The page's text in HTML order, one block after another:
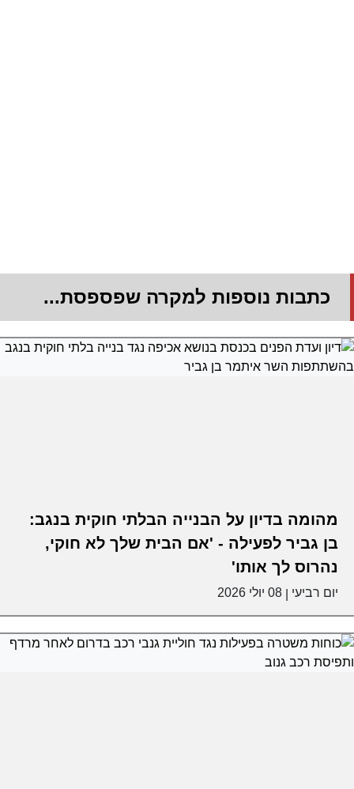
כתבות נוספות למקרה שפספסת...
מהומה בדיון על הבנייה הבלתי חוקית בנגב:
בן גביר לפעילה - 'אם הבית שלך לא חוקי,
נהרוס לך אותו'
יום רביעי 08 יולי 2026